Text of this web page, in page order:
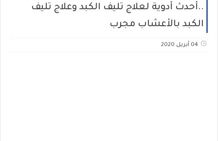
..أحدث أدوية لعلاج تليف الكبد وعلاج تليف
الكبد بالأعشاب مجرب
04 أبريل 2020